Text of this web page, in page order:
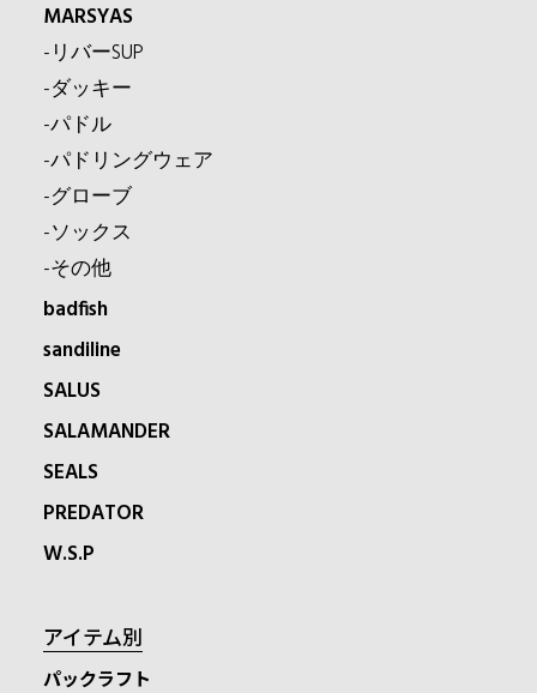
MARSYAS
-リバーSUP
-ダッキー
-パドル
-パドリングウェア
-グローブ
-ソックス
-その他
badfish
sandiline
SALUS
SALAMANDER
SEALS
PREDATOR
W.S.P
アイテム別
パックラフト